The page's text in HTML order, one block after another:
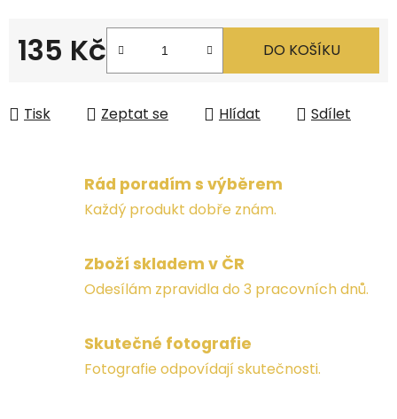
135 Kč DO KOŠÍKU
Tisk Zeptat se Hlídat Sdílet
Rád poradím s výběrem
Každý produkt dobře znám.
Zboží skladem v ČR
Odesílám zpravidla do 3 pracovních dnů.
Skutečné fotografie
Fotografie odpovídají skutečnosti.